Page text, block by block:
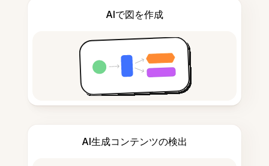
AIで図を作成
AI生成コンテンツの検出